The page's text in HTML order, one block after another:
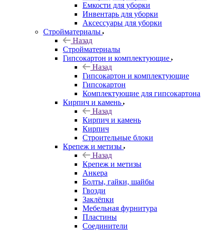
Емкости для уборки
Инвентарь для уборки
Аксессуары для уборки
Стройматериалы
Назад
Стройматериалы
Гипсокартон и комплектующие
Назад
Гипсокартон и комплектующие
Гипсокартон
Комплектующие для гипсокартона
Кирпич и камень
Назад
Кирпич и камень
Кирпич
Строительные блоки
Крепеж и метизы
Назад
Крепеж и метизы
Анкера
Болты, гайки, шайбы
Гвозди
Заклёпки
Мебельная фурнитура
Пластины
Соединители